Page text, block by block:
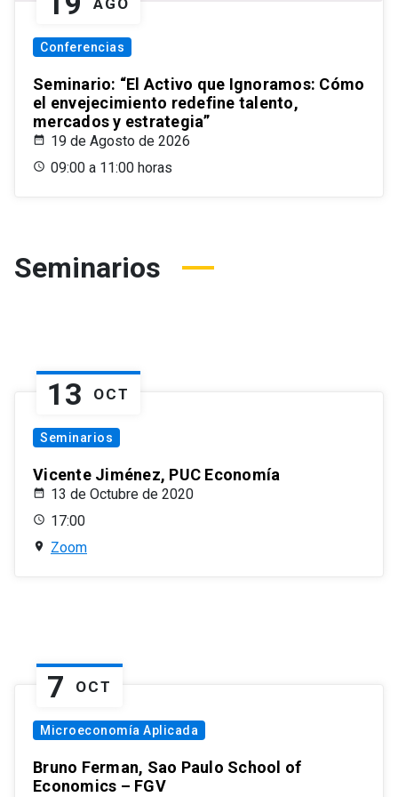
AGO
Conferencias
Seminario: “El Activo que Ignoramos: Cómo
el envejecimiento redefine talento,
mercados y estrategia”
19 de Agosto de 2026
09:00 a 11:00 horas
Seminarios
13 OCT
Seminarios
Vicente Jiménez, PUC Economía
13 de Octubre de 2020
17:00
Zoom
7 OCT
Microeconomía Aplicada
Bruno Ferman, Sao Paulo School of
Economics – FGV